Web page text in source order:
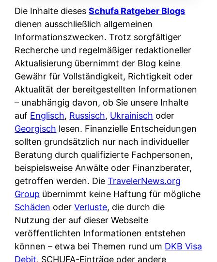
h
i
e
r
e
n
r
u
s
s
i
s
c
h
e
B
a
n
k
k
W
t
i
r
k
c
k
o
t
n
n
d
e
r
S
c
h
u
t
z
d
e
r
F
i
r
m
a
a
m
Die Inhalte diesesSchufa Ratgeber Blogs
dienen ausschließlich allgemeinen
Informationszwecken. Trotz sorgfältiger
Recherche und regelmäßiger redaktioneller
Aktualisierung übernimmt der Blog keine
Gewähr für Vollständigkeit, Richtigkeit oder
Aktualität der bereitgestellten Informationen
– unabhängig davon, ob Sie unsere Inhalte
auf Englisch, Russisch, Ukrainisch oder
Georgisch lesen. Finanzielle Entscheidungen
sollten grundsätzlich nur nach individueller
Beratung durch qualifizierte Fachpersonen,
beispielsweise Anwälte oder Finanzberater,
getroffen werden. DieTravelerNews.org
Group übernimmt keine Haftung für mögliche
Schäden oderVerluste, die durch die
Nutzung der auf dieser Webseite
veröffentlichten Informationen entstehen
können – etwa bei Themen rund um DKB Visa
Debit, SCHUFA-Einträge oder andere